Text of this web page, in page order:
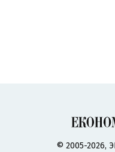
© 2005-2026,